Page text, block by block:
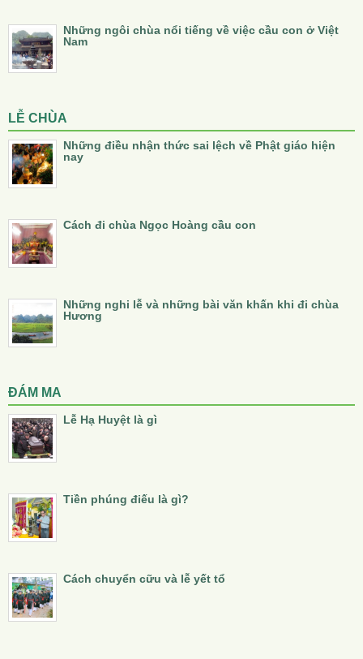
Những ngôi chùa nổi tiếng về việc cầu con ở Việt
Nam
LỄ CHÙA
Những điều nhận thức sai lệch về Phật giáo hiện
nay
Cách đi chùa Ngọc Hoàng cầu con
Những nghi lễ và những bài văn khấn khi đi chùa
Hương
ĐÁM MA
Lễ Hạ Huyệt là gì
Tiền phúng điếu là gì?
Cách chuyển cữu và lễ yết tổ